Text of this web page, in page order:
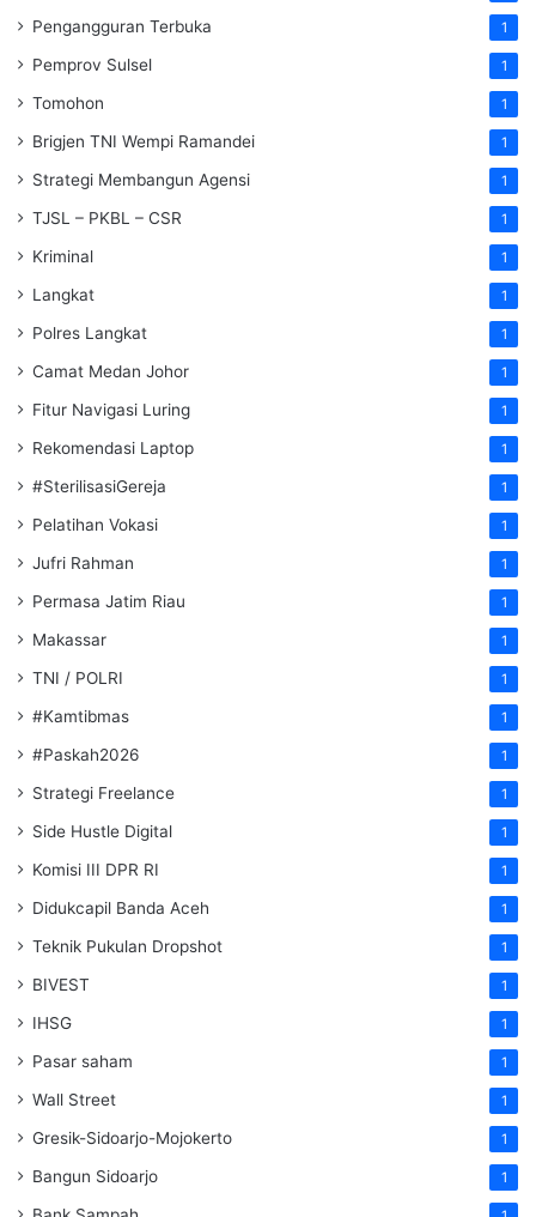
Pengangguran Terbuka 1
Pemprov Sulsel 1
Tomohon 1
Brigjen TNI Wempi Ramandei 1
Strategi Membangun Agensi 1
TJSL – PKBL – CSR 1
Kriminal 1
Langkat 1
Polres Langkat 1
Camat Medan Johor 1
Fitur Navigasi Luring 1
Rekomendasi Laptop 1
#SterilisasiGereja 1
Pelatihan Vokasi 1
Jufri Rahman 1
Permasa Jatim Riau 1
Makassar 1
TNI / POLRI 1
#Kamtibmas 1
#Paskah2026 1
Strategi Freelance 1
Side Hustle Digital 1
Komisi III DPR RI 1
Didukcapil Banda Aceh 1
Teknik Pukulan Dropshot 1
BIVEST 1
IHSG 1
Pasar saham 1
Wall Street 1
Gresik-Sidoarjo-Mojokerto 1
Bangun Sidoarjo 1